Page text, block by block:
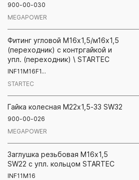
900-00-030
MEGAPOWER
Фитинг угловой М16х1,5/м16х1,5
(переходник) с контргайкой и
упл. (переходник) \ STARTEC
INF11M16F1...
STARTEC
Гайка колесная М22х1,5-33 SW32
900-00-026
MEGAPOWER
Заглушка резьбовая М16х1,5
SW22 с упл. кольцом STARTEC
INF11M16